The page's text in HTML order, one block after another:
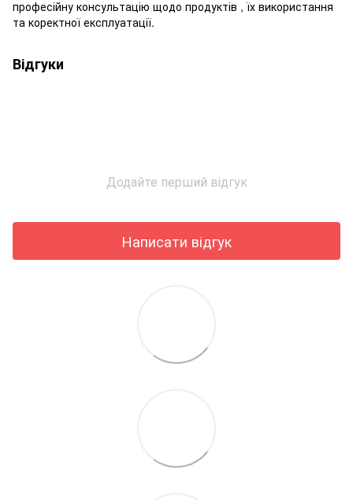
професійну консультацію щодо продуктів , їх використання
та коректної експлуатації.
Відгуки
Додайте перший відгук
Написати відгук